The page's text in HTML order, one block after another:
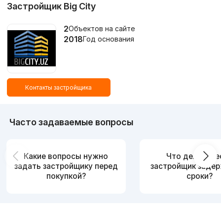
Застройщик Big City
2Объектов на сайте
2018Год основания
Контакты застройщика
Часто задаваемые вопросы
Какие вопросы нужно
задать застройщику перед
покупкой?
Что делать,
застройщик
сроки?